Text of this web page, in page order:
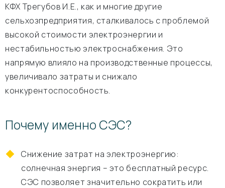
КФХ Трегубов И.Е., как и многие другие
сельхозпредприятия, сталкивалось с проблемой
высокой стоимости электроэнергии и
нестабильностью электроснабжения. Это
напрямую влияло на производственные процессы,
увеличивало затраты и снижало
конкурентоспособность.
Почему именно СЭС?
Снижение затрат на электроэнергию:
солнечная энергия – это бесплатный ресурс.
СЭС позволяет значительно сократить или